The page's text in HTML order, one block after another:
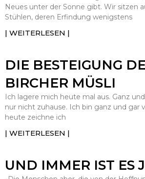
Neues unter der Sonne gibt. Wir sitzen
Stühlen, deren Erfindung wenigstens
| WEITERLESEN |
DIE BESTEIGUNG
BIRCHER MÜSLI
Ich lagere mich heute mal aus. Ganz
nur nicht zuhause. Ich bin ganz und gar
heute zeichne ich
| WEITERLESEN |
UND IMMER IST ES